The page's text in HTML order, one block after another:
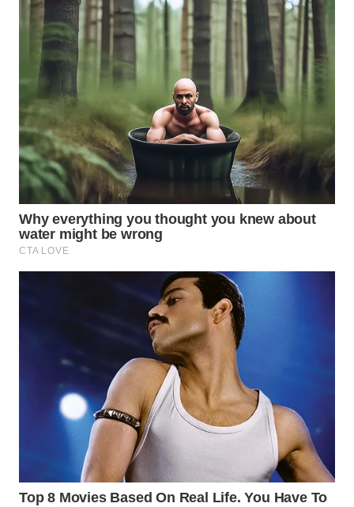
WAHANA
SELEB
WAHANA
PERSONA
WAHANA
OTOMOTIF
HEALTH
WAHANA
WAHANA
KONSUMEN